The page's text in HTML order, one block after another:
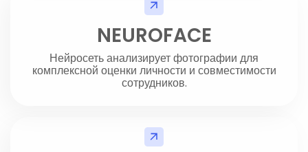
NEUROFACE
Нейросеть анализирует фотографии для
комплексной оценки личности и совместимости
сотрудников.